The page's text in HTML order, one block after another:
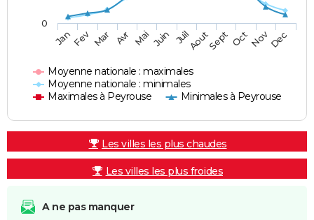
Moyenne nationale : maximales
Moyenne nationale : minimales
Maximales à Peyrouse
Minimales à Peyrouse
JanFev Mar Avr Mai Juin JuilAoutSept OctNovDec
0
Les villes les plus chaudes
Les villes les plus froides
A ne pas manquer